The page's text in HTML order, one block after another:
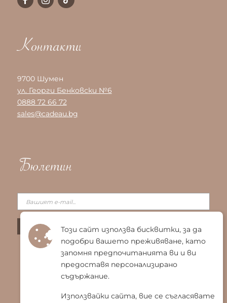
Контакти
9700 Шумен
ул. Георги Бенковски №6
0888 72 66 72
sales@cadeau.bg
Бюлетин
Този сайт използва бисквитки, за да
подобри вашето преживяване, като
запомня предпочитанията ви и ви
предоставя персонализирано
съдържание.
Използвайки сайта, вие се съгласявате